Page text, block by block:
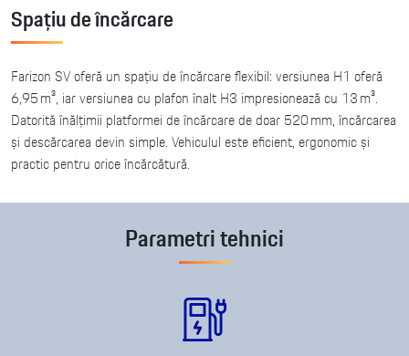
Spațiu de încărcare
Farizon SV oferă un spațiu de încărcare flexibil: versiunea H1 oferă
6,95 m³, iar versiunea cu plafon înalt H3 impresionează cu 13 m³.
Datorită înălțimii platformei de încărcare de doar 520 mm, încărcarea
și descărcarea devin simple. Vehiculul este eficient, ergonomic și
practic pentru orice încărcătură.
Parametri tehnici